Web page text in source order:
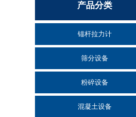
产品分类
锚杆拉力计
筛分设备
粉碎设备
混凝土设备